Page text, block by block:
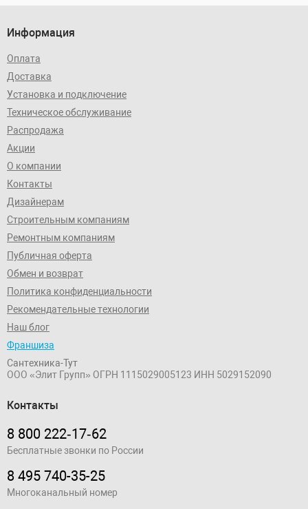
Информация
Оплата
Доставка
Установка и подключение
Техническое обслуживание
Распродажа
Акции
О компании
Контакты
Дизайнерам
Строительным компаниям
Ремонтным компаниям
Публичная оферта
Обмен и возврат
Политика конфиденциальности
Рекомендательные технологии
Наш блог
Франшиза
Сантехника-Тут
ООО «Элит Групп» ОГРН 1115029005123 ИНН 5029152090
Контакты
8 800 222‑17‑62
Бесплатные звонки по России
8 495 740-35-25
Многоканальный номер